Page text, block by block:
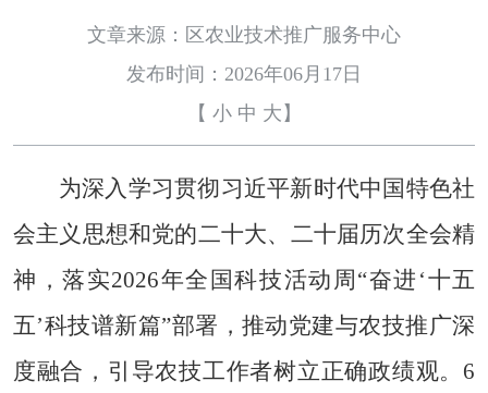
文章来源：区农业技术推广服务中心
发布时间：2026年06月17日
【 小 中 大 】
为深入学习贯彻习近平新时代中国特色社
会主义思想和党的二十大、二十届历次全会精
神，落实2026年全国科技活动周“奋进‘十五
五’科技谱新篇”部署，推动党建与农技推广深
度融合，引导农技工作者树立正确政绩观。6